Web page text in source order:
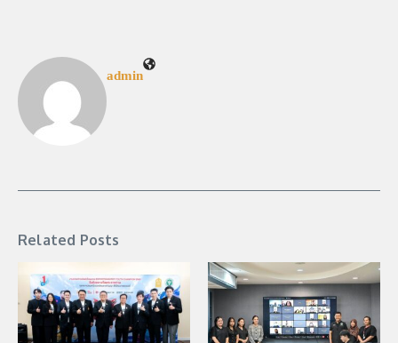
admin
Related Posts